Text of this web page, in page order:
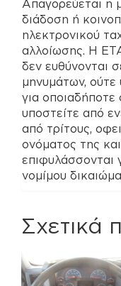
Απαγορεύεται η
διάδοση ή
ηλεκτρονικού
αλλοίωσης. Η
δεν ευθύνονται
μηνυμάτων, ούτε
για
υποστείτε από
από τρίτους,
ονόματος της
επιφυλάσσονται
νομίμου
Σχετικά